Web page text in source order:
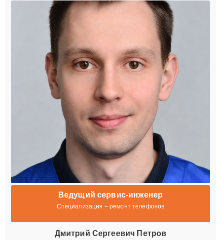
Ведущий сервис-инженер
Специализация – ремонт телефонов
Дмитрий Сергеевич Петров